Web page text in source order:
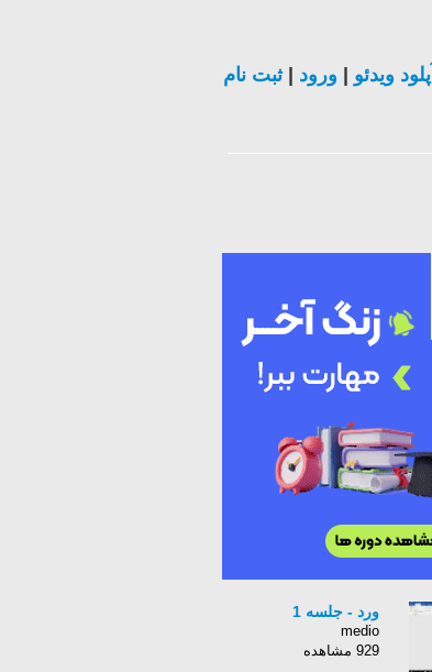
آپلود ویدئو ورود |ثبت نام
ورد - جلسه 1
medio
929 مشاهده